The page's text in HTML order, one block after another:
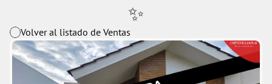
✨
Volver al listado de Ventas